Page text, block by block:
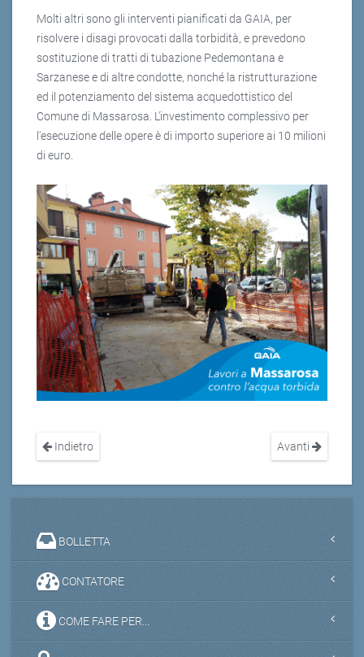
Molti altri sono gli interventi pianificati da GAIA, per
risolvere i disagi provocati dalla torbidità, e prevedono
sostituzione di tratti di tubazione Pedemontana e
Sarzanese e di altre condotte, nonché la ristrutturazione
ed il potenziamento del sistema acquedottistico del
Comune di Massarosa. L'investimento complessivo per
l'esecuzione delle opere è di importo superiore ai 10 milioni
di euro.
Indietro Avanti
BOLLETTA
CONTATORE
COME FARE PER...